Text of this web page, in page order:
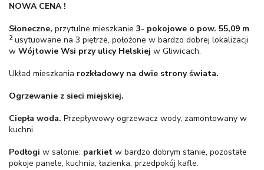
NOWA CENA !
Słoneczne, przytulne mieszkanie 3- pokojowe o pow. 55,09 m
2 usytuowane na 3 piętrze, położone w bardzo dobrej lokalizacji
w Wójtowie Wsi przy ulicy Helskiej w Gliwicach.
Układ mieszkania rozkładowy na dwie strony świata.
Ogrzewanie z sieci miejskiej.
Ciepła woda. Przepływowy ogrzewacz wody, zamontowany w
kuchni.
Podłogi w salonie: parkiet w bardzo dobrym stanie, pozostałe
pokoje panele, kuchnia, łazienka, przedpokój kafle.